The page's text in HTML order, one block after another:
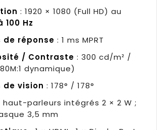
: 1920 × 1080 (Full HD) au
100 Hz
de réponse : 1 ms MPRT
/ Contraste : 300 cd/m² /
dynamique)
de vision : 178° / 178°
haut-parleurs intégrés 2 × 2 W ;
3,5 mm